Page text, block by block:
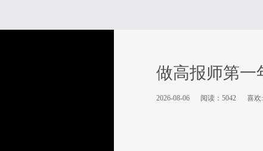
做高报师第一
2026-08-06 阅读：5042 喜欢